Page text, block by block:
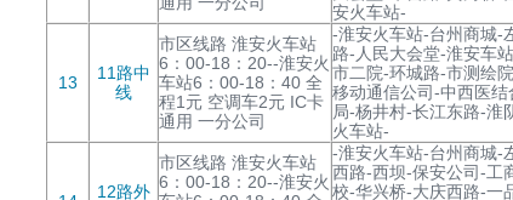
安火车站-
13
11路中
线
市区线路 淮安火车站
6：00-18：20--淮安火
车站6：00-18：40 全
程1元 空调车2元 IC卡
通用 一分公司
-淮安火车站-台州商城-
路-人民大会堂-淮安车
市二院-环城路-市测绘
移动通信公司-中西医
局-杨井村-长江东路-淮
火车站-
12路外
市区线路 淮安火车站
6：00-18：20--淮安火
-淮安火车站-台州商城-
西路-西坝-保安公司-工
校-华兴桥-大庆西路-一